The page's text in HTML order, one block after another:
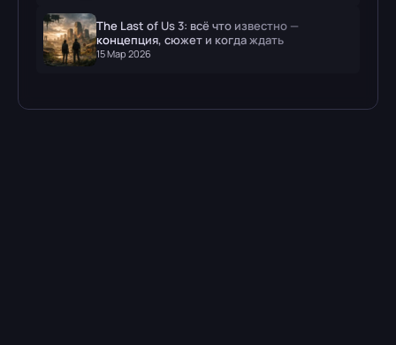
The Last of Us 3: всё что известно —
концепция, сюжет и когда ждать
15 Мар 2026